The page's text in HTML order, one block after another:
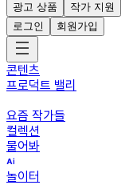
광고 상품
작가 지원
로그인
회원가입
콘텐츠
프로덕트 밸리
요즘 작가들
컬렉션
물어봐
놀이터